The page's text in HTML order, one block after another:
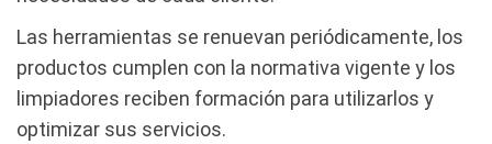
Las herramientas se renuevan periódicamente, los
productos cumplen con la normativa vigente y los
limpiadores reciben formación para utilizarlos y
optimizar sus servicios.